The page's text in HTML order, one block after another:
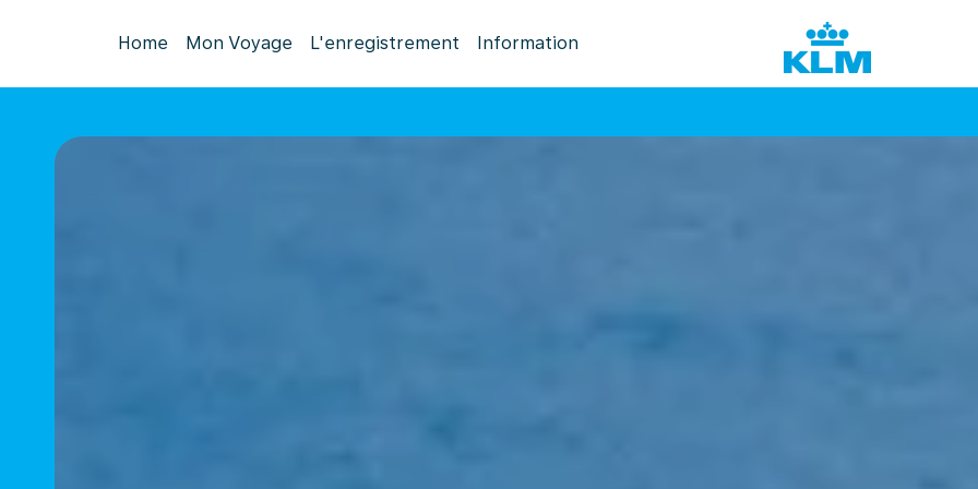
Home Mon Voyage L'enregistrement Information